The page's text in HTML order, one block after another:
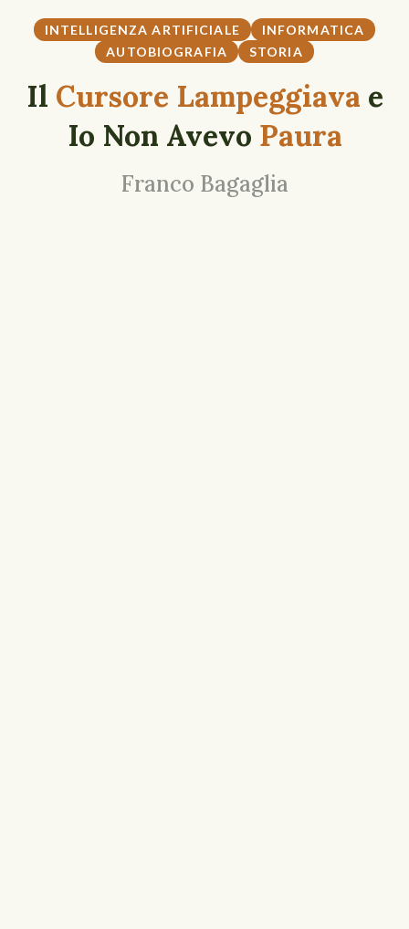
INTELLIGENZA ARTIFICIALE
INFORMATICA
AUTOBIOGRAFIA
STORIA
Il Cursore Lampeggiava e
Io Non Avevo Paura
Franco Bagaglia